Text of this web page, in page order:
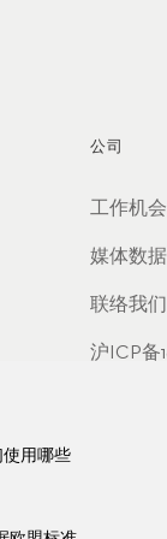
公司
工作机会
媒体数
联络我们
沪ICP备
用哪些